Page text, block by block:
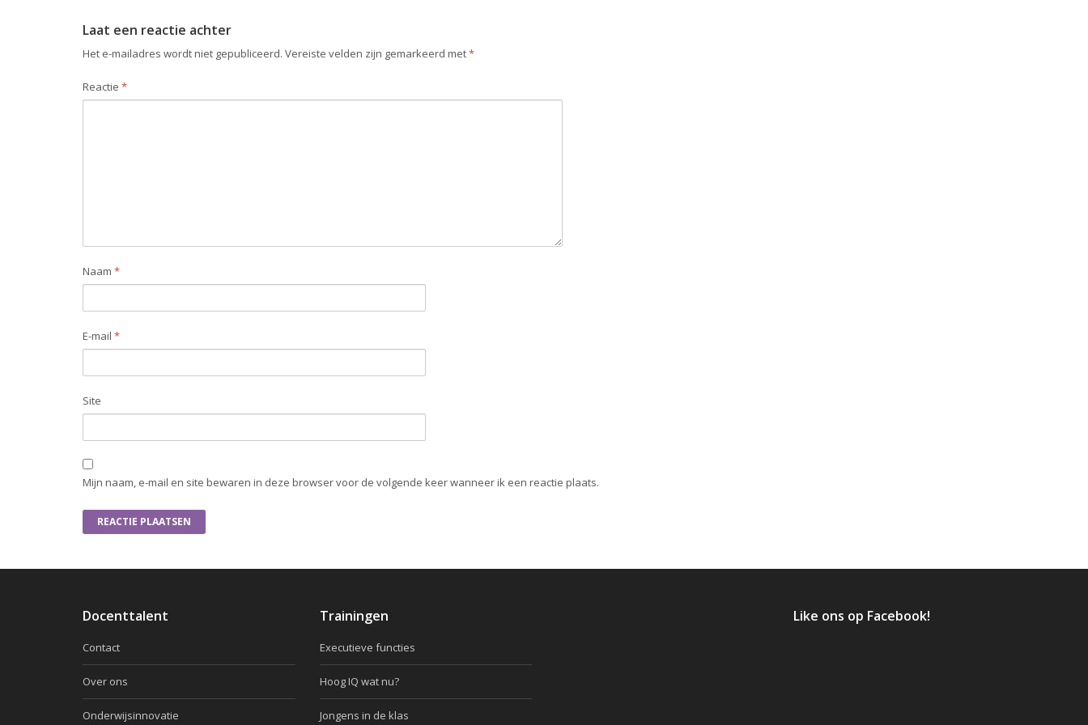
Laat een reactie achter
Het e-mailadres wordt niet gepubliceerd. Vereiste velden zijn gemarkeerd met*
Reactie *
Naam *
E-mail *
Site
Mijn naam, e-mail en site bewaren in deze browser voor de volgende keer wanneer ik een reactie plaats.
Docenttalent
Contact
Over ons
Onderwijsinnovatie
Trainingen
Executieve functies
Hoog IQ wat nu?
Jongens in de klas
Like ons op Facebook!